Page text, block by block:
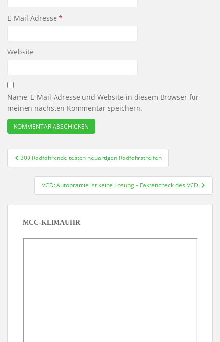
E-Mail-Adresse *
Website
Name, E-Mail-Adresse und Website in diesem Browser für
meinen nächsten Kommentar speichern.
Beitragsnavigation
300 Radfahrende testen neuartigen Radfahrstreifen
VCD: Autoprämie ist keine Lösung – Faktencheck des VCD.
MCC-KLIMAUHR